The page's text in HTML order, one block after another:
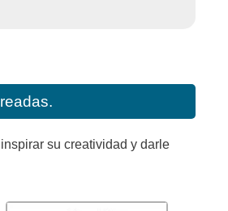
su creatividad y darle